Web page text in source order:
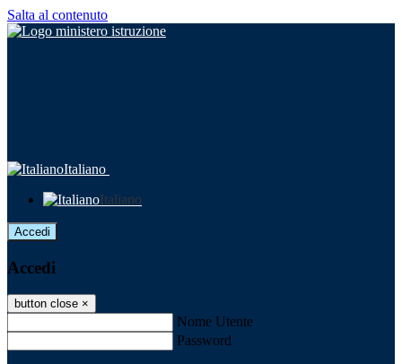
Salta al contenuto
Italiano
Italiano
Accedi
Accedi
button close ×
Nome Utente
Password